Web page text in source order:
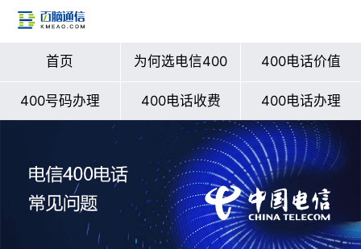
首页 为何选电信400 400电话价值
400号码办理 400电话收费 400电话办理